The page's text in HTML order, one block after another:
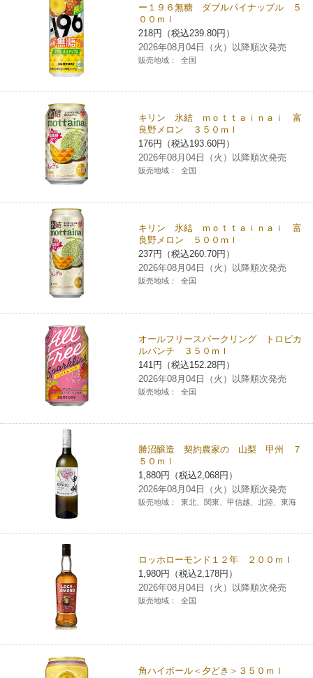
ー１９６無糖 ダブルパイナップル ５
００ｍｌ
218円（税込239.80円）
2026年08月04日（火）以降順次発売
販売地域： 全国
キリン 氷結 ｍｏｔｔａｉｎａｉ 富
良野メロン ３５０ｍｌ
176円（税込193.60円）
2026年08月04日（火）以降順次発売
販売地域： 全国
キリン 氷結 ｍｏｔｔａｉｎａｉ 富
良野メロン ５００ｍｌ
237円（税込260.70円）
2026年08月04日（火）以降順次発売
販売地域： 全国
オールフリースパークリング トロピカ
ルパンチ ３５０ｍｌ
141円（税込152.28円）
2026年08月04日（火）以降順次発売
販売地域： 全国
勝沼醸造 契約農家の 山梨 甲州 ７
５０ｍｌ
1,880円（税込2,068円）
2026年08月04日（火）以降順次発売
販売地域： 東北、関東、甲信越、北陸、東海
ロッホローモンド１２年 ２００ｍｌ
1,980円（税込2,178円）
2026年08月04日（火）以降順次発売
販売地域： 全国
角ハイボール＜夕どき＞３５０ｍｌ